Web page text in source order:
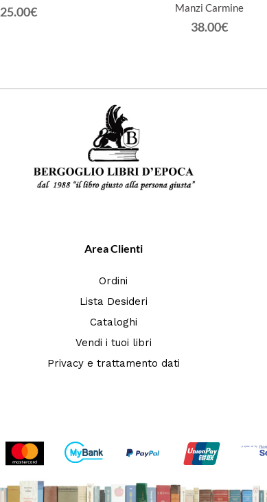
25.00€
Manzi Carmine
38.00€
Area Clienti
Ordini
Lista Desideri
Cataloghi
Vendi i tuoi libri
Privacy e trattamento dati